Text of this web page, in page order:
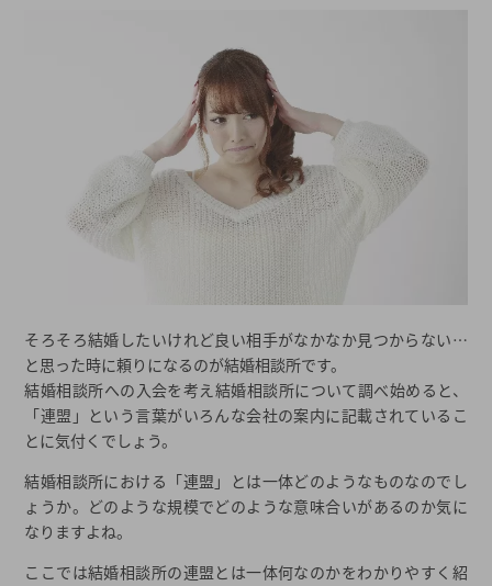
そろそろ結婚したいけれど良い相手がなかなか見つからない…
と思った時に頼りになるのが結婚相談所です。
結婚相談所への入会を考え結婚相談所について調べ始めると、
「連盟」という言葉がいろんな会社の案内に記載されているこ
とに気付くでしょう。
結婚相談所における「連盟」とは一体どのようなものなのでし
ょうか。どのような規模でどのような意味合いがあるのか気に
なりますよね。
ここでは結婚相談所の連盟とは一体何なのかをわかりやすく紹